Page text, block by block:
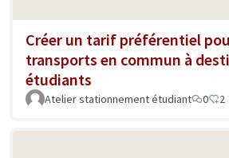
Créer un tarif préférentiel
transports en commun à
étudiants
Atelier stationnement étudiant 0 2